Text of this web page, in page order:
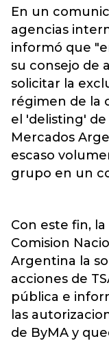
En un
agencias
informó que
su consejo de
solicitar la
régimen de la
el 'delisting' de
Mercados
escaso
grupo en un
Con este fin,
Comision
Argentina la
acciones de
pública e
las
de ByMA y